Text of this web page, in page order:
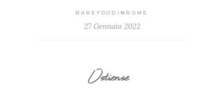
BAREFOODINROME
27 Gennaio 2022
Ostiense